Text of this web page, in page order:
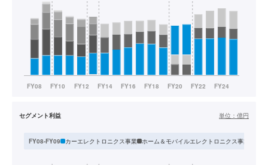
セグメント利益 単位： 億円
FY08-FY09 カーエレクトロニクス事業 ホーム＆モバイルエレクトロニクス事業